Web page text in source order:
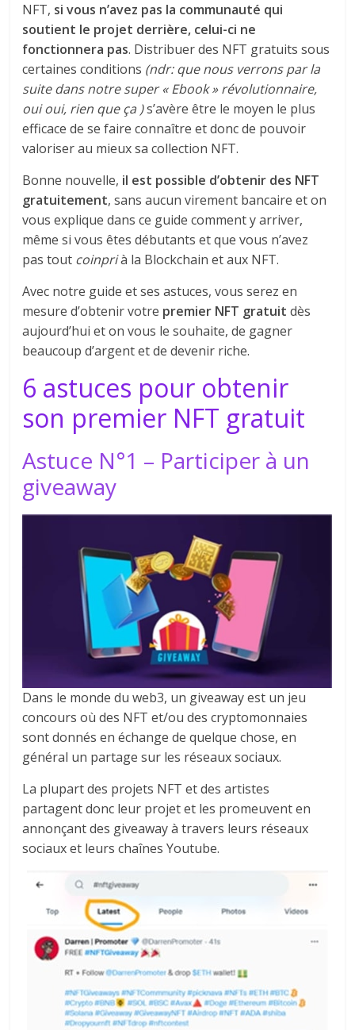
NFT, si vous n’avez pas la communauté qui
soutient le projet derrière, celui-ci ne
fonctionnera pas. Distribuer des NFT gratuits sous
certaines conditions (ndr: que nous verrons par la
suite dans notre super « Ebook » révolutionnaire,
oui oui, rien que ça )s’avère être le moyen le plus
efficace de se faire connaître et donc de pouvoir
valoriser au mieux sa collection NFT.
Bonne nouvelle, il est possible d’obtenir des NFT
gratuitement, sans aucun virement bancaire et on
vous explique dans ce guide comment y arriver,
même si vous êtes débutants et que vous n’avez
pas tout coinprià la Blockchain et aux NFT.
Avec notre guide et ses astuces, vous serez en
mesure d’obtenir votre premier NFT gratuit dès
aujourd’hui et on vous le souhaite, de gagner
beaucoup d’argent et de devenir riche.
6 astuces pour obtenir
son premier NFT gratuit
Astuce N°1 – Participer à un
giveaway
Dans le monde du web3, un giveaway est un jeu
concours où des NFT et/ou des cryptomonnaies
sont donnés en échange de quelque chose, en
général un partage sur les réseaux sociaux.
La plupart des projets NFT et des artistes
partagent donc leur projet et les promeuvent en
annonçant des giveaway à travers leurs réseaux
sociaux et leurs chaînes Youtube.